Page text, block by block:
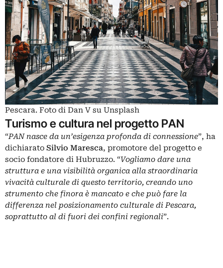
Pescara. Foto di Dan V su Unsplash
Turismo e cultura nel progetto PAN
“PAN nasce da un’esigenza profonda di connessione”, ha
dichiarato Silvio Maresca, promotore del progetto e
socio fondatore di Hubruzzo. “Vogliamo dare una
struttura e una visibilità organica alla straordinaria
vivacità culturale di questo territorio, creando uno
strumento che finora è mancato e che può fare la
differenza nel posizionamento culturale di Pescara,
soprattutto al di fuori dei confini regionali”.